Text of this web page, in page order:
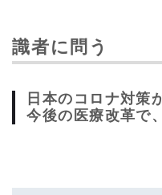
識者に問う
日本のコロナ対策
今後の医療改革で